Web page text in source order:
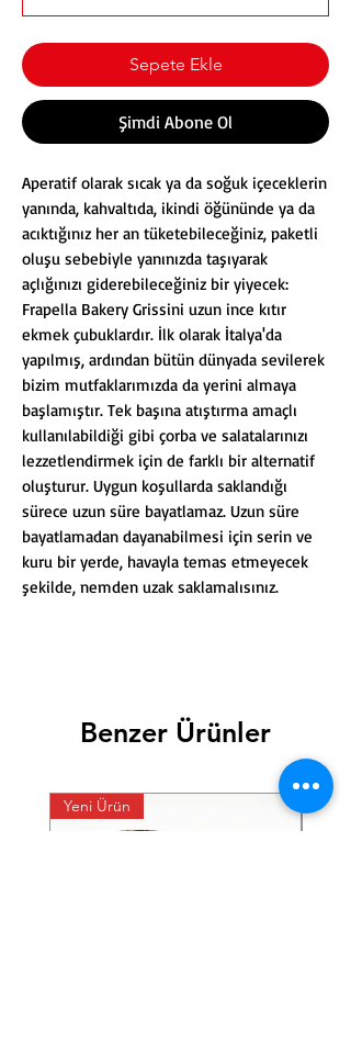
Sepete Ekle
Şimdi Abone Ol
Aperatif olarak sıcak ya da soğuk içeceklerin
yanında, kahvaltıda, ikindi öğününde ya da
acıktığınız her an tüketebileceğiniz, paketli
oluşu sebebiyle yanınızda taşıyarak
açlığınızı giderebileceğiniz bir yiyecek:
Frapella Bakery Grissini uzun ince kıtır
ekmek çubuklardır. İlk olarak İtalya'da
yapılmış, ardından bütün dünyada sevilerek
bizim mutfaklarımızda da yerini almaya
başlamıştır. Tek başına atıştırma amaçlı
kullanılabildiği gibi çorba ve salatalarınızı
lezzetlendirmek için de farklı bir alternatif
oluşturur. Uygun koşullarda saklandığı
sürece uzun süre bayatlamaz. Uzun süre
bayatlamadan dayanabilmesi için serin ve
kuru bir yerde, havayla temas etmeyecek
şekilde, nemden uzak saklamalısınız.
Benzer Ürünler
Yeni Ürün Yeni